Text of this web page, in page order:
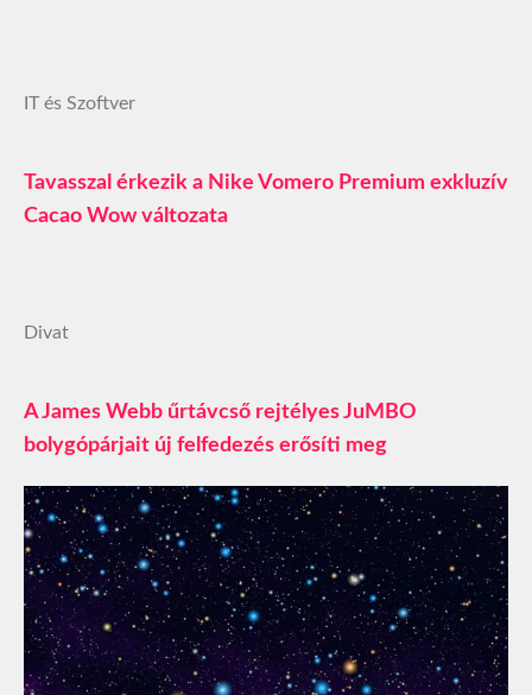
IT és Szoftver
Tavasszal érkezik a Nike Vomero Premium exkluzív
Cacao Wow változata
Divat
A James Webb űrtávcső rejtélyes JuMBO
bolygópárjait új felfedezés erősíti meg